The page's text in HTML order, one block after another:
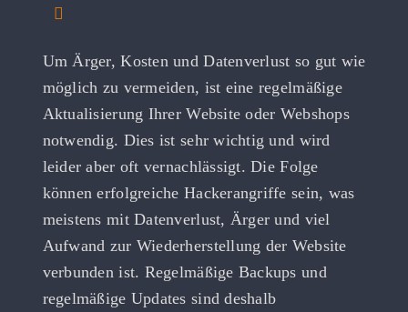
Um Ärger, Kosten und Datenverlust so gut wie
möglich zu vermeiden, ist eine regelmäßige
Aktualisierung Ihrer Website oder Webshops
notwendig. Dies ist sehr wichtig und wird
leider aber oft vernachlässigt. Die Folge
können erfolgreiche Hackerangriffe sein, was
meistens mit Datenverlust, Ärger und viel
Aufwand zur Wiederherstellung der Website
verbunden ist. Regelmäßige Backups und
regelmäßige Updates sind deshalb